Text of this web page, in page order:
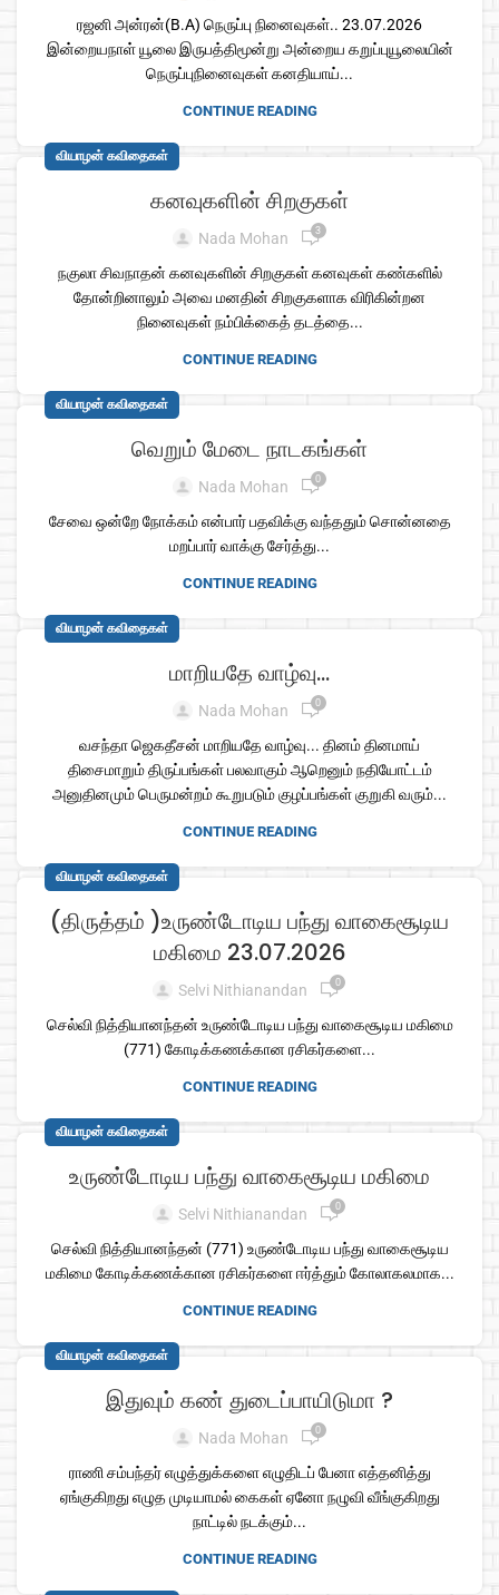
ரஜனி அன்ரன்(B.A) நெருப்பு நினைவுகள்.. 23.07.2026
இன்றையநாள் யூலை இருபத்திமூன்று அன்றைய கறுப்புயூலையின்
நெருப்புநினைவுகள் கனதியாய்...
CONTINUE READING
வியாழன் கவிதைகள்
கனவுகளின் சிறகுகள்
Nada Mohan 3
நகுலா சிவநாதன் கனவுகளின் சிறகுகள் கனவுகள் கண்களில்
தோன்றினாலும் அவை மனதின் சிறகுகளாக விரிகின்றன
நினைவுகள் நம்பிக்கைத் தடத்தை...
CONTINUE READING
வியாழன் கவிதைகள்
வெறும் மேடை நாடகங்கள்
Nada Mohan 0
சேவை ஒன்றே நோக்கம் என்பார் பதவிக்கு வந்ததும் சொன்னதை
மறப்பார் வாக்கு சேர்த்து...
CONTINUE READING
வியாழன் கவிதைகள்
மாறியதே வாழ்வு…
Nada Mohan 0
வசந்தா ஜெகதீசன் மாறியதே வாழ்வு... தினம் தினமாய்
திசைமாறும் திருப்பங்கள் பலவாகும் ஆறெனும் நதியோட்டம்
அனுதினமும் பெருமன்றம் கூறுபடும் குழப்பங்கள் குறுகி வரும்...
CONTINUE READING
வியாழன் கவிதைகள்
(திருத்தம் )உருண்டோடிய பந்து வாகைசூடிய
மகிமை 23.07.2026
Selvi Nithianandan 0
செல்வி நித்தியானந்தன் உருண்டோடிய பந்து வாகைசூடிய மகிமை
(771) கோடிக்கணக்கான ரசிகர்களை...
CONTINUE READING
வியாழன் கவிதைகள்
உருண்டோடிய பந்து வாகைசூடிய மகிமை
Selvi Nithianandan 0
செல்வி நித்தியானந்தன் (771) உருண்டோடிய பந்து வாகைசூடிய
மகிமை கோடிக்கணக்கான ரசிகர்களை ஈர்த்தும் கோலாகலமாக...
CONTINUE READING
வியாழன் கவிதைகள்
இதுவும் கண் துடைப்பாயிடுமா ?
Nada Mohan 0
ராணி சம்பந்தர் எழுத்துக்களை எழுதிடப் பேனா எத்தனித்து
ஏங்குகிறது எழுத முடியாமல் கைகள் ஏனோ நழுவி வீங்குகிறது
நாட்டில் நடக்கும்...
CONTINUE READING